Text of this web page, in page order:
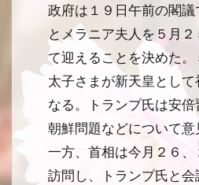
政府は１９日午前の閣
とメラニア夫人を５月
て迎えることを決めた
太子さまが新天皇とし
なる。トランプ氏は安
朝鮮問題などについて
一方、首相は今月２６
訪問し、トランプ氏と